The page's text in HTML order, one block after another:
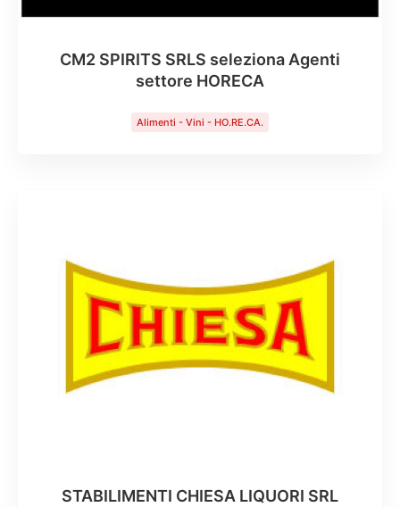
CM2 SPIRITS SRLS seleziona Agenti
settore HORECA
Alimenti - Vini - HO.RE.CA.
STABILIMENTI CHIESA LIQUORI SRL